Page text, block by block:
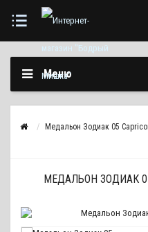
Меню
Медальон Зодиак 05
МЕДАЛЬОН ЗОДИАК 05